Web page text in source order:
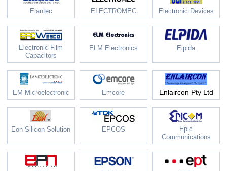
Elantec ELECTROMEC Electronic Devices
Electronic Film
Capacitors
ELM Electronics Elpida
EM Microelectronic Emcore Enlaircon Pty Ltd
Eon Silicon Solution EPCOS
Epic
Communications